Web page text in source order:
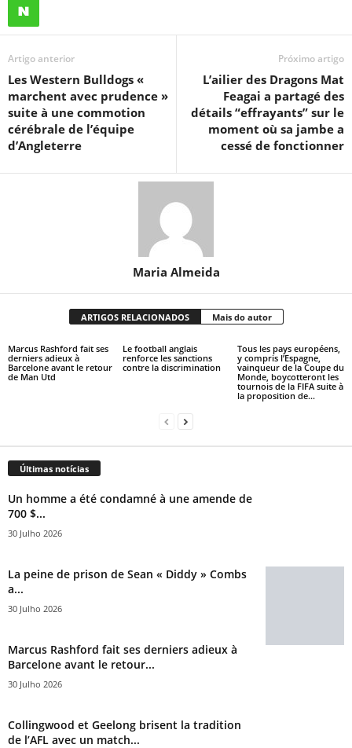
Artigo anterior
Les Western Bulldogs «
marchent avec prudence »
suite à une commotion
cérébrale de l’équipe
d’Angleterre
Próximo artigo
L’ailier des Dragons Mat
Feagai a partagé des
détails “effrayants” sur le
moment où sa jambe a
cessé de fonctionner
Maria Almeida
ARTIGOS RELACIONADOS Mais do autor
Marcus Rashford fait ses
derniers adieux à
Barcelone avant le retour
de Man Utd
Le football anglais
renforce les sanctions
contre la discrimination
Tous les pays européens,
y compris l’Espagne,
vainqueur de la Coupe du
Monde, boycotteront les
tournois de la FIFA suite à
la proposition de...
Últimas notícias
Un homme a été condamné à une amende de
700 $...
30 Julho 2026
La peine de prison de Sean « Diddy » Combs
a...
30 Julho 2026
Marcus Rashford fait ses derniers adieux à
Barcelone avant le retour...
30 Julho 2026
Collingwood et Geelong brisent la tradition
de l’AFL avec un match...